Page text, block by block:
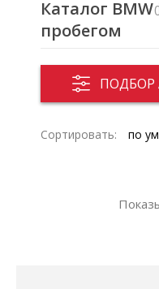
Каталог
пробегом
Сортировать: